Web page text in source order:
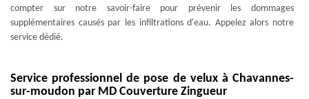
compter sur notre savoir-faire pour prévenir les dommages
supplémentaires causés par les infiltrations d'eau. Appelez alors notre
service dédié.
Service professionnel de pose de velux à Chavannes-
sur-moudon par MD Couverture Zingueur